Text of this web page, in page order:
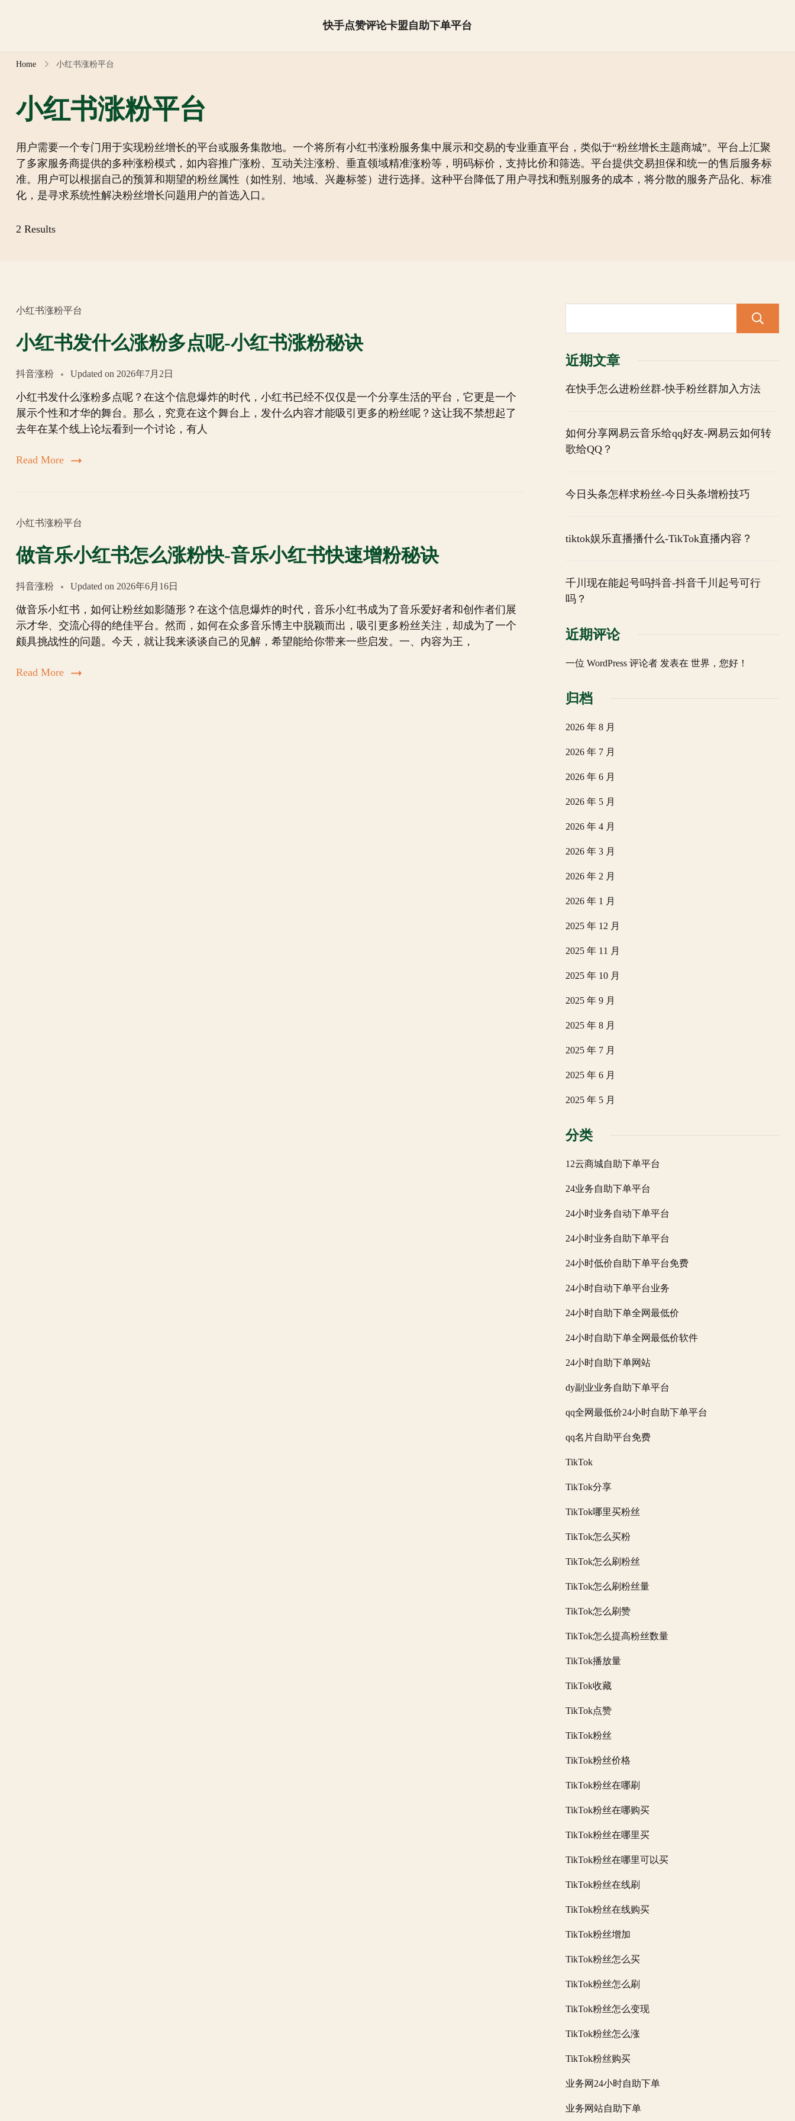
快手点赞评论卡盟自助下单平台
Home 小红书涨粉平台
小红书涨粉平台
用户需要一个专门用于实现粉丝增长的平台或服务集散地。一个将所有小红书涨粉服务集中展示和交易的专业垂直平台，类似于“粉丝增长主题商城”。平台上汇聚
了多家服务商提供的多种涨粉模式，如内容推广涨粉、互动关注涨粉、垂直领域精准涨粉等，明码标价，支持比价和筛选。平台提供交易担保和统一的售后服务标
准。用户可以根据自己的预算和期望的粉丝属性（如性别、地域、兴趣标签）进行选择。这种平台降低了用户寻找和甄别服务的成本，将分散的服务产品化、标准
化，是寻求系统性解决粉丝增长问题用户的首选入口。
2 Results
小红书涨粉平台
小红书发什么涨粉多点呢-小红书涨粉秘诀
抖音涨粉 Updated on 2026年7月2日
小红书发什么涨粉多点呢？在这个信息爆炸的时代，小红书已经不仅仅是一个分享生活的平台，它更是一个
展示个性和才华的舞台。那么，究竟在这个舞台上，发什么内容才能吸引更多的粉丝呢？这让我不禁想起了
去年在某个线上论坛看到一个讨论，有人
Read More
小红书涨粉平台
做音乐小红书怎么涨粉快-音乐小红书快速增粉秘诀
抖音涨粉 Updated on 2026年6月16日
做音乐小红书，如何让粉丝如影随形？在这个信息爆炸的时代，音乐小红书成为了音乐爱好者和创作者们展
示才华、交流心得的绝佳平台。然而，如何在众多音乐博主中脱颖而出，吸引更多粉丝关注，却成为了一个
颇具挑战性的问题。今天，就让我来谈谈自己的见解，希望能给你带来一些启发。一、内容为王，
Read More
近期文章
在快手怎么进粉丝群-快手粉丝群加入方法
如何分享网易云音乐给qq好友-网易云如何转
歌给QQ？
今日头条怎样求粉丝-今日头条增粉技巧
tiktok娱乐直播播什么-TikTok直播内容？
千川现在能起号吗抖音-抖音千川起号可行
吗？
近期评论
一位 WordPress 评论者发表在 世界，您好！
归档
2026 年 8 月
2026 年 7 月
2026 年 6 月
2026 年 5 月
2026 年 4 月
2026 年 3 月
2026 年 2 月
2026 年 1 月
2025 年 12 月
2025 年 11 月
2025 年 10 月
2025 年 9 月
2025 年 8 月
2025 年 7 月
2025 年 6 月
2025 年 5 月
分类
12云商城自助下单平台
24业务自助下单平台
24小时业务自动下单平台
24小时业务自助下单平台
24小时低价自助下单平台免费
24小时自动下单平台业务
24小时自助下单全网最低价
24小时自助下单全网最低价软件
24小时自助下单网站
dy副业业务自助下单平台
qq全网最低价24小时自助下单平台
qq名片自助平台免费
TikTok
TikTok分享
TikTok哪里买粉丝
TikTok怎么买粉
TikTok怎么刷粉丝
TikTok怎么刷粉丝量
TikTok怎么刷赞
TikTok怎么提高粉丝数量
TikTok播放量
TikTok收藏
TikTok点赞
TikTok粉丝
TikTok粉丝价格
TikTok粉丝在哪刷
TikTok粉丝在哪购买
TikTok粉丝在哪里买
TikTok粉丝在哪里可以买
TikTok粉丝在线刷
TikTok粉丝在线购买
TikTok粉丝增加
TikTok粉丝怎么买
TikTok粉丝怎么刷
TikTok粉丝怎么变现
TikTok粉丝怎么涨
TikTok粉丝购买
业务网24小时自助下单
业务网站自助下单